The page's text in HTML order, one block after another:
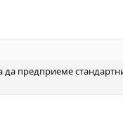
предприеме